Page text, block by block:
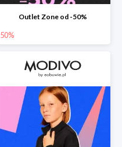
Outlet Zone od -50%
50%